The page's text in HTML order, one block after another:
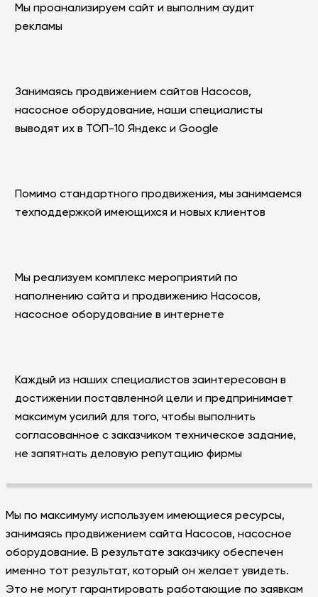
Мы проанализируем сайт и выполним аудит
рекламы
Занимаясь продвижением сайтов Насосов,
насосное оборудование, наши специалисты
выводят их в ТОП-10 Яндекс и Google
Помимо стандартного продвижения, мы занимаемся
техподдержкой имеющихся и новых клиентов
Мы реализуем комплекс мероприятий по
наполнению сайта и продвижению Насосов,
насосное оборудование в интернете
Каждый из наших специалистов заинтересован в
достижении поставленной цели и предпринимает
максимум усилий для того, чтобы выполнить
согласованное с заказчиком техническое задание,
не запятнать деловую репутацию фирмы
Мы по максимуму используем имеющиеся ресурсы,
занимаясь продвижением сайта Насосов, насосное
оборудование. В результате заказчику обеспечен
именно тот результат, который он желает увидеть.
Это не могут гарантировать работающие по заявкам